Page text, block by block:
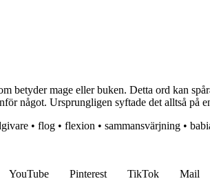
betyder mage eller buken. Detta ord kan
något. Ursprungligen syftade det alltså på
• flog • flexion • sammansvärjning •
YouTube Pinterest TikTok Mail